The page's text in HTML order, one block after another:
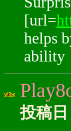
[url=
helps
ability
投稿日